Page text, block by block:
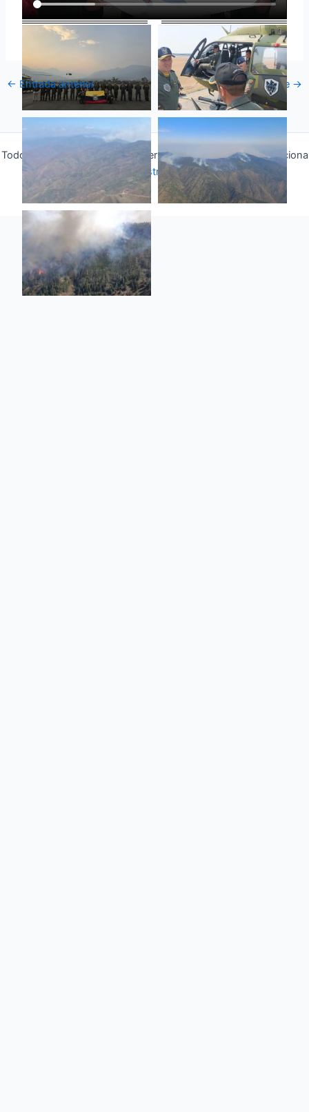
← Entrada anterior Entrada siguiente →
Todos los derechos © 2026 Fuerza Aérea Ecuatoriana | Funciona
gracias a
Tema Astra para WordPress